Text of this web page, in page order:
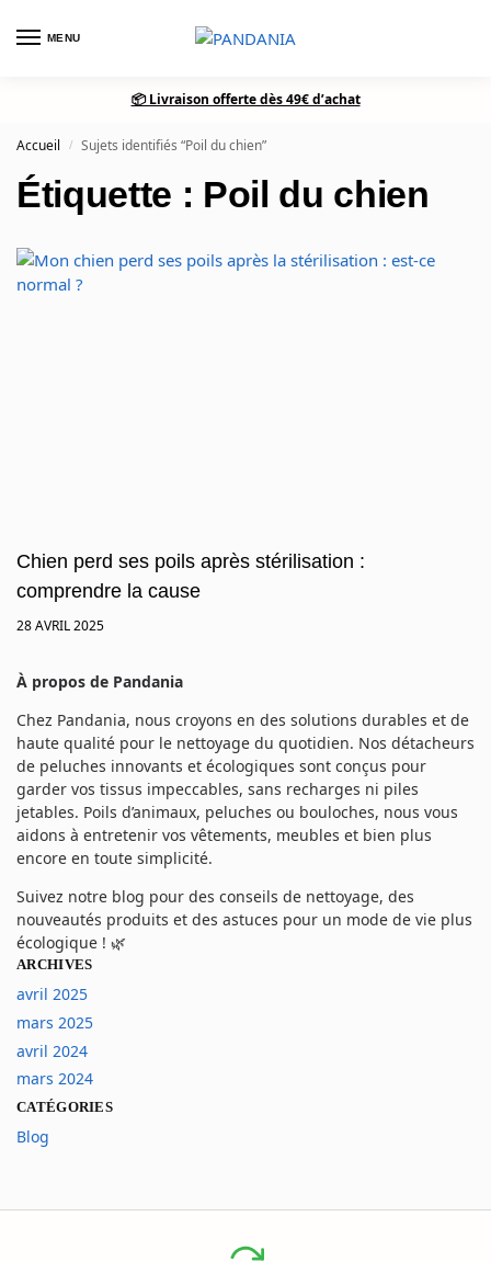
MENU
📦 Livraison offerte dès 49€ d’achat
Accueil / Sujets identifiés “Poil du chien”
Étiquette : Poil du chien
Chien perd ses poils après stérilisation :
comprendre la cause
28 AVRIL 2025
À propos de Pandania
Chez Pandania, nous croyons en des solutions durables et de
haute qualité pour le nettoyage du quotidien. Nos détacheurs
de peluches innovants et écologiques sont conçus pour
garder vos tissus impeccables, sans recharges ni piles
jetables. Poils d’animaux, peluches ou bouloches, nous vous
aidons à entretenir vos vêtements, meubles et bien plus
encore en toute simplicité.
Suivez notre blog pour des conseils de nettoyage, des
nouveautés produits et des astuces pour un mode de vie plus
écologique ! 🌿
ARCHIVES
avril 2025
mars 2025
avril 2024
mars 2024
CATÉGORIES
Blog